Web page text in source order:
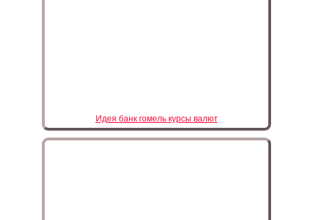
Идея банк гомель курсы валют